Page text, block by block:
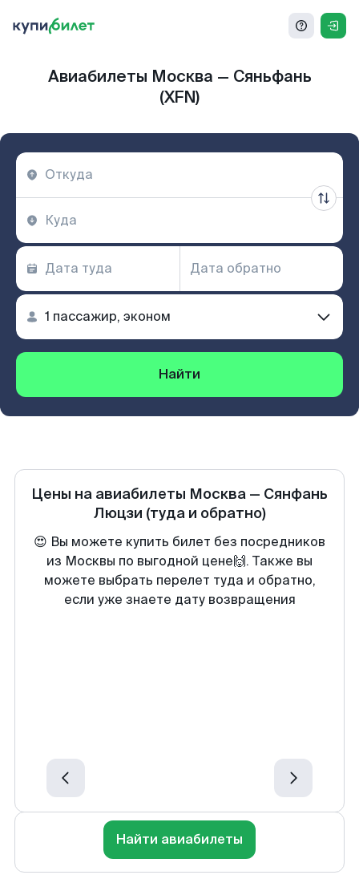
Авиабилеты Москва — Сяньфань
(XFN)
Найти
Цены на авиабилеты Москва — Сянфань
Люцзи (туда и обратно)
😍 Вы можете купить билет без посредников
из Москвы по выгодной цене🙌. Также вы
можете выбрать перелет туда и обратно,
если уже знаете дату возвращения
Найти авиабилеты